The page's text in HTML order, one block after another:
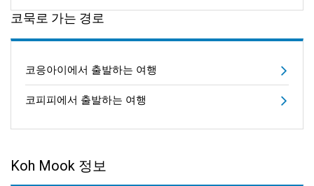
코묵로 가는 경로
코응아이에서 출발하는 여행
코피피에서 출발하는 여행
Koh Mook 정보